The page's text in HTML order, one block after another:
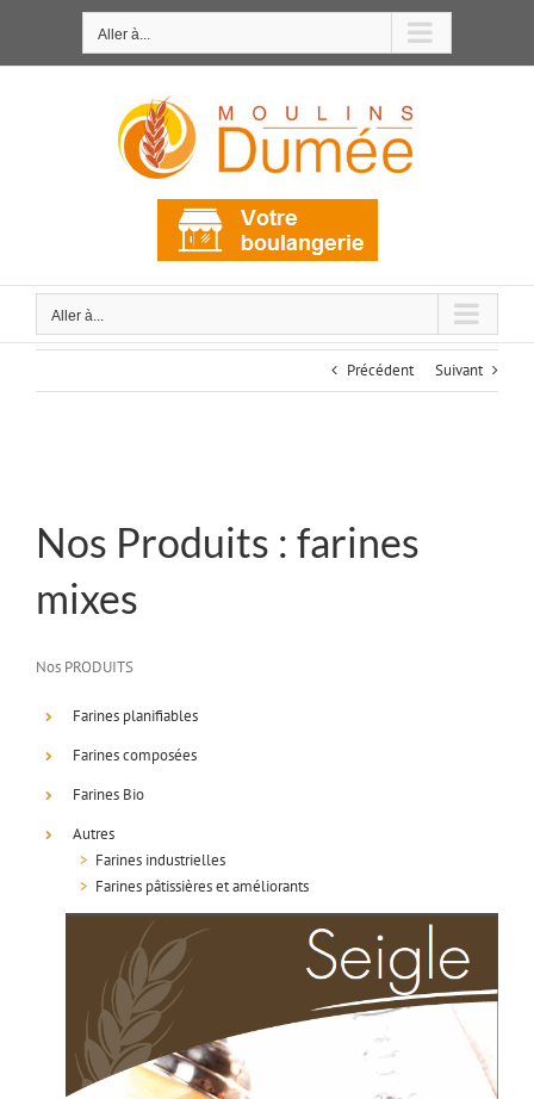
Aller à...
Aller à...
Précédent Suivant
Nos Produits : farines
mixes
Nos PRODUITS
Farines planifiables
Farines composées
Farines Bio
Autres
> Farines industrielles
> Farines pâtissières et améliorants